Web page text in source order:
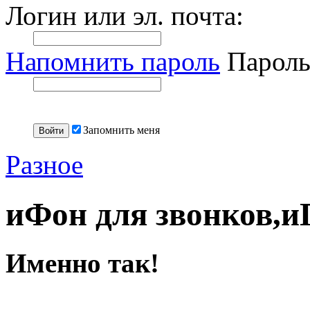
Логин или эл. почта:
Напомнить пароль
Запомнить меня
Разное
иФон для
Именно так!